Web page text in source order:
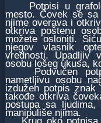
Potpisi u
mesto. Čovek se
njime overava i
otkriva poštenu
možete osloniti.
njegov vlasnik
vrednosti. Upadljiv
osobu lošeg ukusa,
Podvučen
nametljivu osobu
izdužen potpis znak
takođe otkriva
postupa sa
manipuliše njima.
Krug oko potpisa